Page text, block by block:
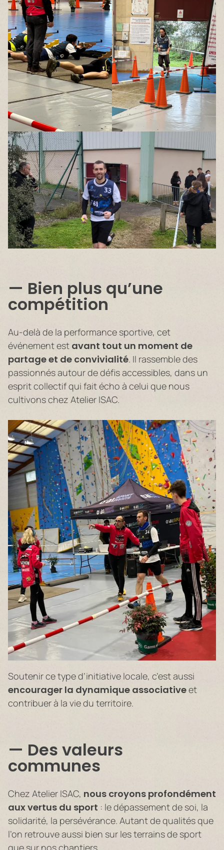
Bien plus qu’une
compétition
Au-delà de la performance sportive, cet
événement est avant tout un moment de
partage et de convivialité. Il rassemble des
passionnés autour de défis accessibles, dans un
esprit collectif qui fait écho à celui que nous
cultivons chez Atelier ISAC.
Soutenir ce type d’initiative locale, c’est aussi
encourager la dynamique associativeet
contribuer à la vie du territoire.
Des valeurs
communes
Chez Atelier ISAC, nous croyons profondément
aux vertus du sport : le dépassement de soi, la
solidarité, la persévérance. Autant de qualités que
l’on retrouve aussi bien sur les terrains de sport